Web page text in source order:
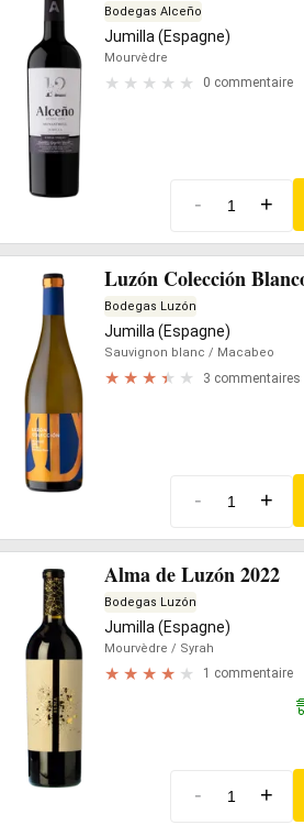
Bodegas Alceño
Jumilla (Espagne)
Mourvèdre
0 commentaire
- +
Luzón Colección
Bodegas Luzón
Jumilla (Espagne)
Sauvignon blanc / Macabeo
3 commentaires
- +
Alma de Luzón 2022
Bodegas Luzón
Jumilla (Espagne)
Mourvèdre / Syrah
1 commentaire
- +